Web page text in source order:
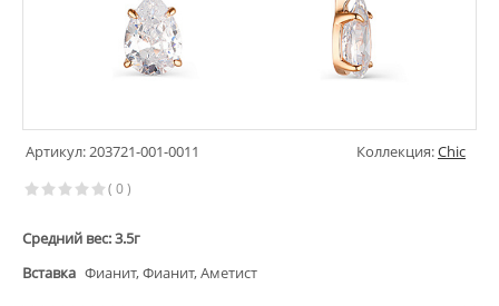
Артикул: 203721-001-0011 Коллекция:Chic
( 0 )
Средний вес: 3.5г
Вставка Фианит, Фианит, Аметист